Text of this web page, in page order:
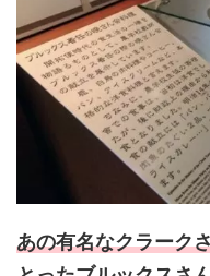
あの有名なクラーク